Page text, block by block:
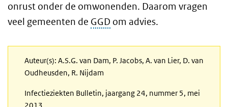
onrust onder de omwonenden. Daarom vragen
veel gemeenten de GGD om advies.
Auteur(s): A.S.G. van Dam, P. Jacobs, A. van Lier, D. van
Oudheusden, R. Nijdam
Infectieziekten Bulletin, jaargang 24, nummer 5, mei